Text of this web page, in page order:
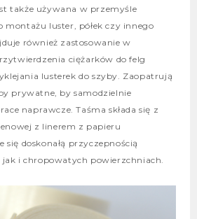
także używana w przemyśle
montażu luster, półek czy innego
również zastosowanie w
ciężarków do felg
lusterek do szyby. Zaopatrują
prywatne, by samodzielnie
naprawcze. Taśma składa się z
z linerem z papieru
się doskonałą przyczepnością
jak i chropowatych powierzchniach.